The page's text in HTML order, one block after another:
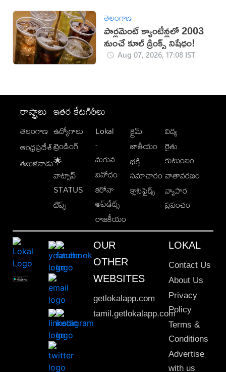
తెలంగాణ
పార్లమెంట్ క్యాంటీన్లలో 2003
నుంచే కూల్ డ్రింక్స్ నిషేధం!
Aug 07, 2026, 17:08 IST
రాష్ట్రాలు
తెలంగాణ
ఆంధ్రప్రదేశ్
తమిళనాడు
ఇతర కేటగిరీలు
ఉద్యోగాలు
ట్రెండింగ్
🌟
వాట్సాప్
STATUS
టిప్స్
Lokal
-
మగువ
వినోదం
కరోనా
అప్‌డేట్స్
రాజకీయం
క్రైమ్
జాతీయం
భక్తి
సమాచారం
క్లాసిఫైడ్స్
విద్య
రైతు
కుటుంబం
వాతావరణం
వ్యాపార
ప్రపంచం
OUR
OTHER
WEBSITES
getlokalapp.com
tamil.getlokalapp.com
LOKAL
Contact Us
About Us
Privacy
Policy
Terms &
Conditions
Advertise
with us